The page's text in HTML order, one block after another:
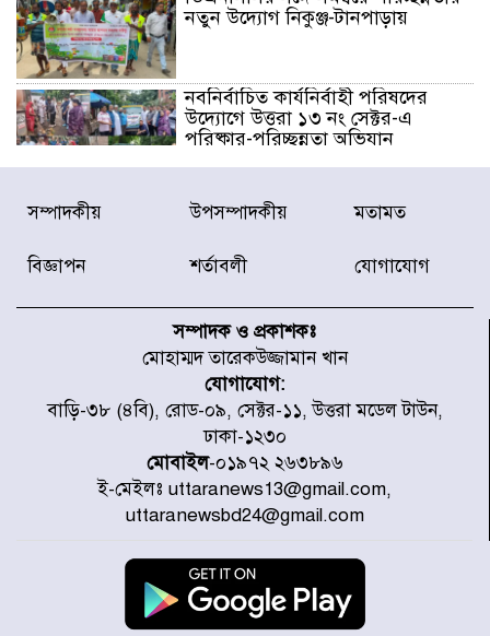
নতুন উদ্যোগ নিকুঞ্জ-টানপাড়ায়
নবনির্বাচিত কার্যনির্বাহী পরিষদের
উদ্যোগে উত্তরা ১৩ নং সেক্টর-এ
পরিষ্কার-পরিচ্ছন্নতা অভিযান
ডিএমপির অভিযানে ২৪ ঘণ্টায় গ্রেপ্তার
৫০৪, উদ্ধার মাদক-অস্ত্র
সাগরে অবমুক্ত
মাতারবাড়ী পৌঁছে নির্ধারিত কর্মসূচিতে
যোগ দিয়েছেন প্রধানমন্ত্রী
জাতীয় সাংবাদিক সংস্থার পিরোজপুর
জেলা কমিটি অনুমোদন
গণঅভ্যুত্থানের তথ্য বিশ্বমিডিয়ায় পৌঁছে
দিতেন আদীব, গুমের চেষ্টা ৩ বার
সম্পাদকীয় উপসম্পাদকীয় মতামত
বিজ্ঞাপন শর্তাবলী যোগাযোগ
সম্পাদক ও প্রকাশকঃ
মোহাম্মদ তারেকউজ্জামান খান
যোগাযোগ:
বাড়ি-৩৮ (৪বি), রোড-০৯, সেক্টর-১১, উত্তরা মডেল টাউন,
ঢাকা-১২৩০
মোবাইল-০১৯৭২ ২৬৩৮৯৬
ই-মেইলঃ uttaranews13@gmail.com,
uttaranewsbd24@gmail.com